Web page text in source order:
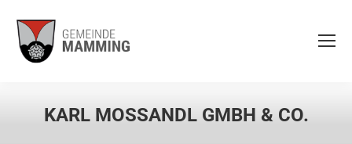
KARL MOSSANDL GMBH & CO.